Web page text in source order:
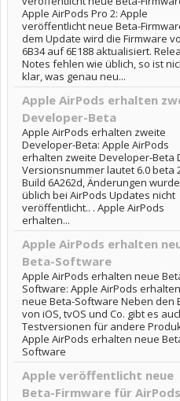
Apple AirPods Pro 2: Apple
veröffentlicht neue Beta-
dem Update wird die Firmware
6B34 auf 6E188 aktualisiert.
Notes fehlen wie üblich, so ist
klar, was genau neu...
Apple AirPods erhalten
Developer-Beta
Apple AirPods erhalten zweite
Developer-Beta: Apple AirPods
erhalten zweite Developer-Beta
Versionsnummer lautet 6.0 beta
Build 6A262d, Änderungen
üblich bei AirPods Updates nicht
veröffentlicht.. . Apple AirPods
erhalten...
Apple AirPods erhalten
Beta-Software
Apple AirPods erhalten neue
Software: Apple AirPods erhalten
neue Beta-Software Neben den
von iOS, tvOS und Co. gibt es
Testversionen für andere
Apple AirPods erhalten neue
Software
Apple veröffentlicht neue
Beta-Firmware für